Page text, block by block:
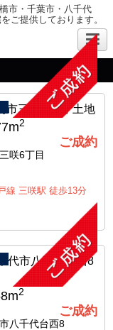
市・千葉市・八千代
ご提供しております。
2
ご成約
咲6丁目
線 三咲駅 徒歩13分
2
ご成約
八千代台西8